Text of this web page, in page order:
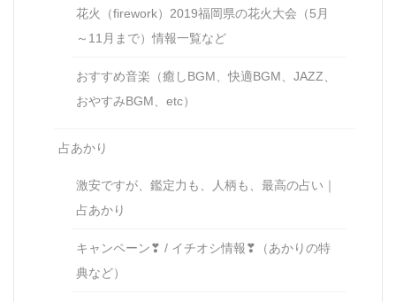
花火（firework）2019福岡県の花火大会（5月
～11月まで）情報一覧など
おすすめ音楽（癒しBGM、快適BGM、JAZZ、
おやすみBGM、etc）
占あかり
激安ですが、鑑定力も、人柄も、最高の占い｜
占あかり
キャンペーン❣ / イチオシ情報❣（あかりの特
典など）